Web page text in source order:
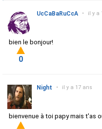
UcCaBaRuCcA • il y a
bien le bonjour!
0
Night • il y a 17 ans
bienvenue à toi papy mais t'as